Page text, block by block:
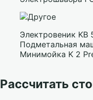
Электровеник KB
Подметальная
Минимойка K 2
Рассчитать